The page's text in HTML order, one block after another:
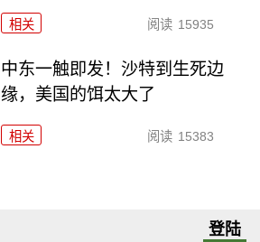
相关 阅读 15935
中东一触即发！沙特到生死边
缘，美国的饵太大了
相关 阅读 15383
登陆